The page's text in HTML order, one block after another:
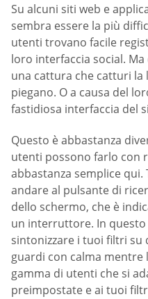
Su alcuni siti web e
sembra essere la più
utenti trovano facile
loro interfaccia social.
una cattura che catturi
piegano. O a causa del
fastidiosa interfaccia del
Questo è abbastanza
utenti possono farlo con
abbastanza semplice
andare al pulsante di
dello schermo, che è
un interruttore. In
sintonizzare i tuoi filtri su
guardi con calma
gamma di utenti che si
preimpostate e ai tuoi